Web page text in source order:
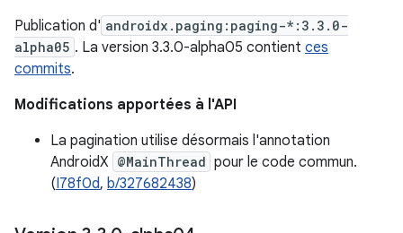
Publication d' androidx.paging:paging-*:3.3.0-
alpha05 . La version 3.3.0-alpha05 contient ces
commits.
Modifications apportées à l'API
La pagination utilise désormais l'annotation
AndroidX @MainThread pour le code commun.
(I78f0d, b/327682438)